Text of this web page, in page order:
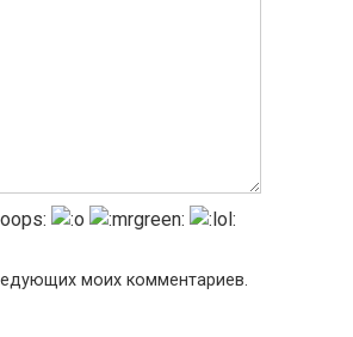
моих комментариев.